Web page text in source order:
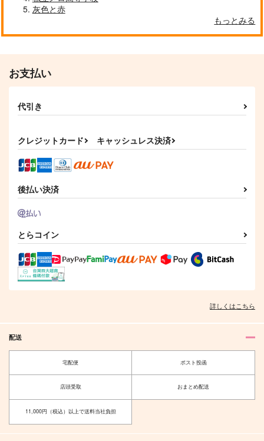
魔法のましゅまろ
白米工房
787円（税込）
サンプル
作品詳細
及岩にょたゆりWふた
なりセックス
candy-holic
カタトキ
岩泉一×及川徹
鍋奉行
472
及川徹×岩泉一
西園堂
1,887円（税込）
ハイキュー!!
及川徹×女夢主
カート
TMKU
629円（税込）
カート
こびりついてはなれな
ハイキュー!!
アシッドエリア
専売
ハイキュー!!
カート
灰色と赤
もっとみる
お支払い
代引き
クレジットカード キャッシュレス決済
後払い決済
とらコイン
詳しくはこちら
配送
宅配便 ポスト投函
店頭受取 おまとめ配送
11,000円（税込）以上で送料当社負担